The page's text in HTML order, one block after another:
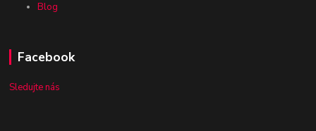
Blog
Facebook
Sledujte nás